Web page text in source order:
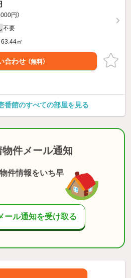
円）
不要
㎡
合わせ （無料）
番館のすべての部屋を見る
物件メール通知
件情報をいち早
ール通知を受け取る